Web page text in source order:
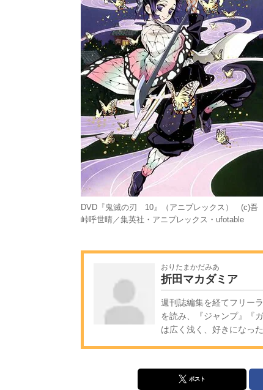
DVD『鬼滅の刃 10』（アニプレックス） (c)吾
峠呼世晴／集英社・アニプレックス・ufotable
おりたまかだみあ
折田マカダミア
週刊誌編集を経てフリー
を読み、『ジャンプ』『
は広く浅く、好きになっ
ポスト